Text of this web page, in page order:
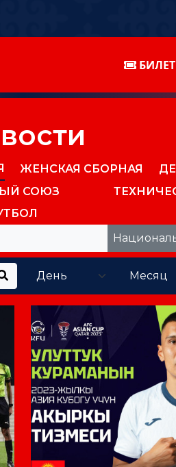
ЖЕНСКАЯ СБОРНАЯ
СОЮЗ